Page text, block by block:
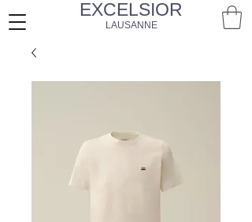
EXCELSIOR
LAUSANNE